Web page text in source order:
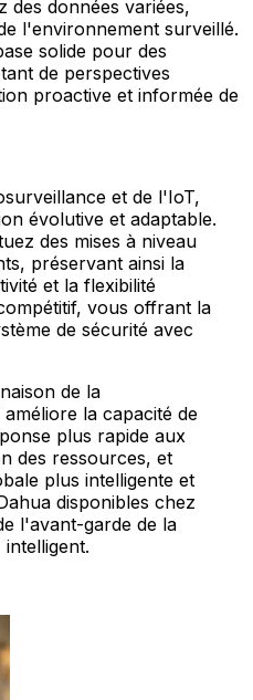
des données variées,
l'environnement surveillé.
solide pour des
de perspectives
proactive et informée de
et de l'IoT,
évolutive et adaptable.
des mises à niveau
préservant ainsi la
et la flexibilité
vous offrant la
de sécurité avec
de la
la capacité de
plus rapide aux
des ressources, et
plus intelligente et
disponibles chez
l'avant-garde de la